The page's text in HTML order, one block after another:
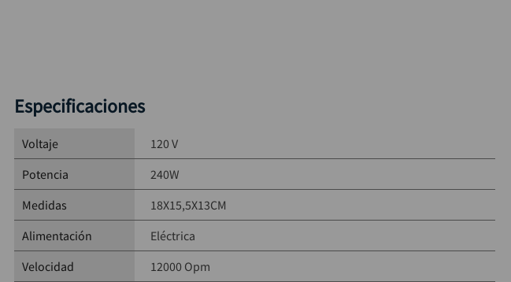
Especificaciones
Voltaje
120 V
Potencia
240W
Medidas
18X15,5X13CM
Alimentación
Eléctrica
Velocidad
12000 Opm